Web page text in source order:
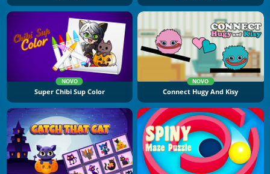
NOVO
Super Chibi Sup Color
NOVO
Connect Hugy And Kisy